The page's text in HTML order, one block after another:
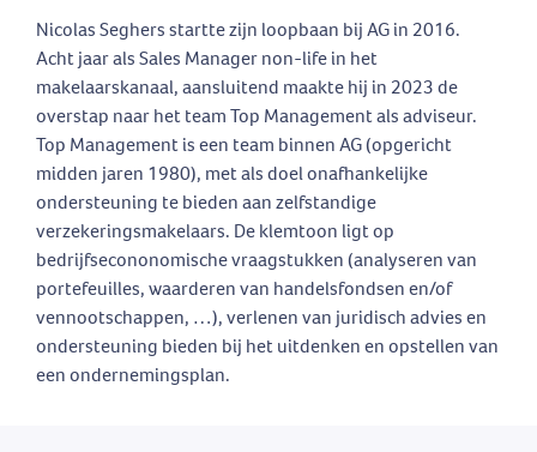
Nicolas Seghers startte zijn loopbaan bij AG in 2016.
Acht jaar als Sales Manager non-life in het
makelaarskanaal, aansluitend maakte hij in 2023 de
overstap naar het team Top Management als adviseur.
Top Management is een team binnen AG (opgericht
midden jaren 1980), met als doel onafhankelijke
ondersteuning te bieden aan zelfstandige
verzekeringsmakelaars. De klemtoon ligt op
bedrijfsecononomische vraagstukken (analyseren van
portefeuilles, waarderen van handelsfondsen en/of
vennootschappen, …), verlenen van juridisch advies en
ondersteuning bieden bij het uitdenken en opstellen van
een ondernemingsplan.